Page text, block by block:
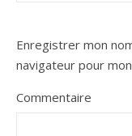
Enregistrer mon
navigateur pour
Commentaire